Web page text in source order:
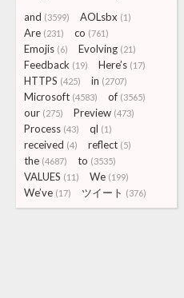
and (3599) AOLsbx (1)
Are (231) co (761)
Emojis (6) Evolving (21)
Feedback (19) Here’s (17)
HTTPS (425) in (2707)
Microsoft (4583) of (3565)
our (275) Preview (473)
Process (43) ql (1)
received (4) reflect (5)
the (4687) to (3535)
VALUES (11) We (199)
We’ve (17) ツイート (376)